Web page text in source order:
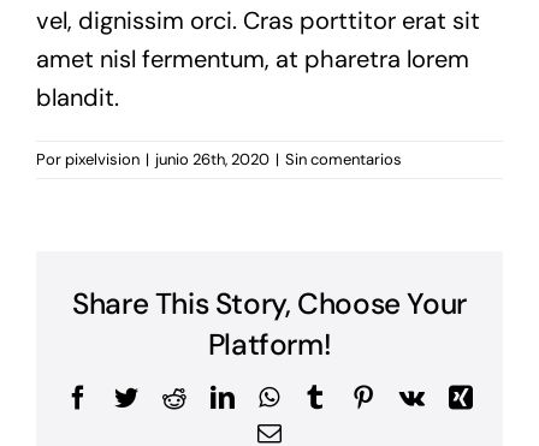
vel, dignissim orci. Cras porttitor erat sit
amet nisl fermentum, at pharetra lorem
blandit.
Porpixelvision | junio 26th, 2020 | Sin comentarios
Share This Story, Choose Your
Platform!
Facebook
TwitterRedditLinkedInWhatsApp
TumblrPinterest
Vk
Xing
Correo